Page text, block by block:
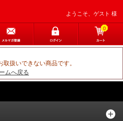
ようこそ、ゲスト 様
0
扱いできない商品です。
ムへ戻る